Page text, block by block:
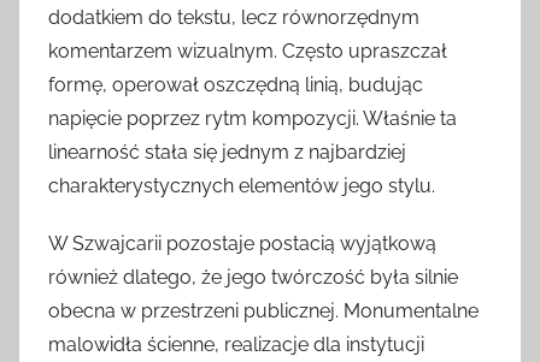
dodatkiem do tekstu, lecz równorzędnym
komentarzem wizualnym. Często upraszczał
formę, operował oszczędną linią, budując
napięcie poprzez rytm kompozycji. Właśnie ta
linearność stała się jednym z najbardziej
charakterystycznych elementów jego stylu.
W Szwajcarii pozostaje postacią wyjątkową
również dlatego, że jego twórczość była silnie
obecna w przestrzeni publicznej. Monumentalne
malowidła ścienne, realizacje dla instytucji